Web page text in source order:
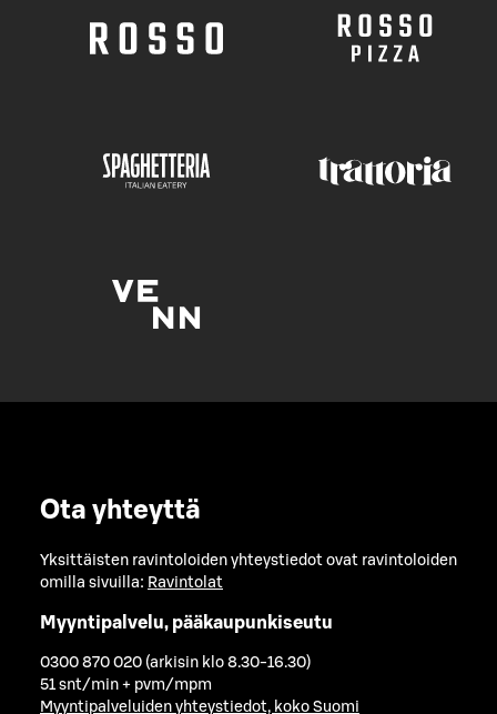
Ota yhteyttä
Yksittäisten ravintoloiden yhteystiedot ovat ravintoloiden
omilla sivuilla: Ravintolat
Myyntipalvelu, pääkaupunkiseutu
0300 870 020 (arkisin klo 8.30-16.30)
51 snt/min + pvm/mpm
Myyntipalveluiden yhteystiedot, koko Suomi